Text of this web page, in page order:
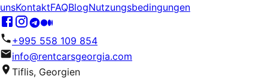
unsKontaktFAQBlogNutzungsbedingungen
+995 558 109 854
info@rentcarsgeorgia.com
Tiflis, Georgien